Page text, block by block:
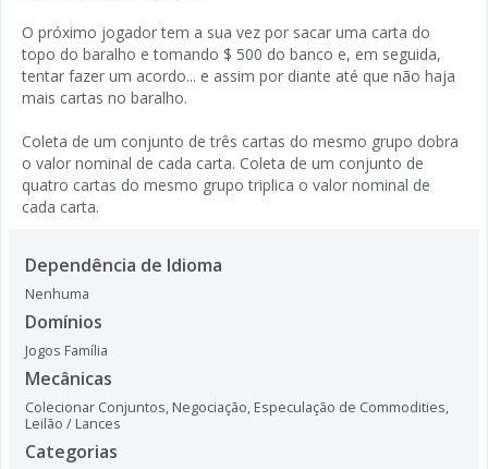
O próximo jogador tem a sua vez por sacar uma carta do
topo do baralho e tomando $ 500 do banco e, em seguida,
tentar fazer um acordo... e assim por diante até que não haja
mais cartas no baralho.
Coleta de um conjunto de três cartas do mesmo grupo dobra
o valor nominal de cada carta. Coleta de um conjunto de
quatro cartas do mesmo grupo triplica o valor nominal de
cada carta.
Dependência de Idioma
Nenhuma
Domínios
Jogos Família
Mecânicas
Colecionar Conjuntos, Negociação, Especulação de Commodities,
Leilão / Lances
Categorias